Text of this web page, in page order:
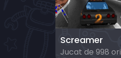
Screamer
Jucat de 998 ori